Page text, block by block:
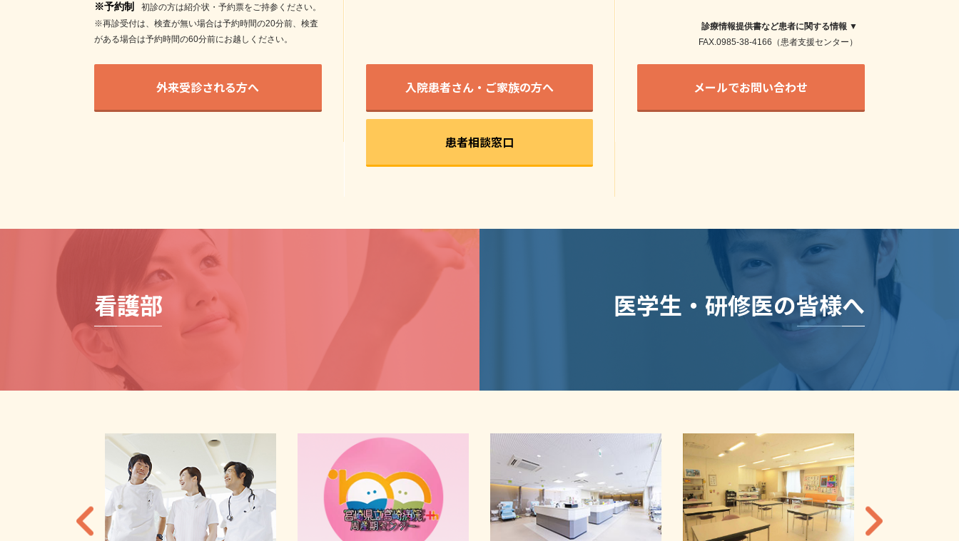
※予約制
初診の方は紹介状・予約票をご持参ください。
※再診受付は、検査が無い場合は予約時間の20分前、検査
がある場合は予約時間の60分前にお越しください。
外来受診される方へ 入院患者さん・ご家族の方へ
患者相談窓口
診療情報提供書など患者に関する情報 ▼
FAX.0985-38-4166（患者支援センター）
メールでお問い合わせ
看護部 医学生・研修医の皆様へ